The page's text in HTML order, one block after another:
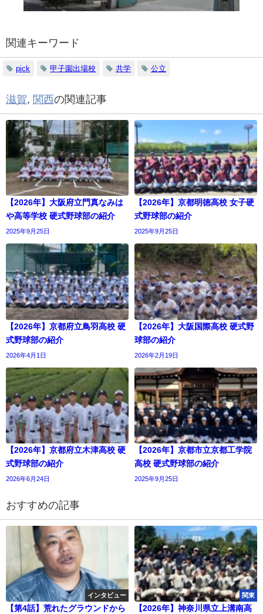
関連キーワード
pick 甲子園出場校 共学 公立
滋賀, 関西の関連記事
【2026年】大阪府立門真なみは
や高等学校 硬式野球部の紹介
2025年9月25日
【2026年】京都明徳高校 女子硬
式野球部の紹介
2025年9月25日
【2026年】京都府立鳥羽高校 硬
式野球部の紹介
2026年4月1日
【2026年】大阪国際高校 硬式野
球部の紹介
2026年2月19日
【2026年】京都府立木津高校 硬
式野球部の紹介
2026年6月24日
【2026年】京都市立京都工学院
高校 硬式野球部の紹介
2025年9月25日
おすすめの記事
インタビュー
【第4話】荒れたグラウンドから
関東
【2026年】神奈川県立上溝南高